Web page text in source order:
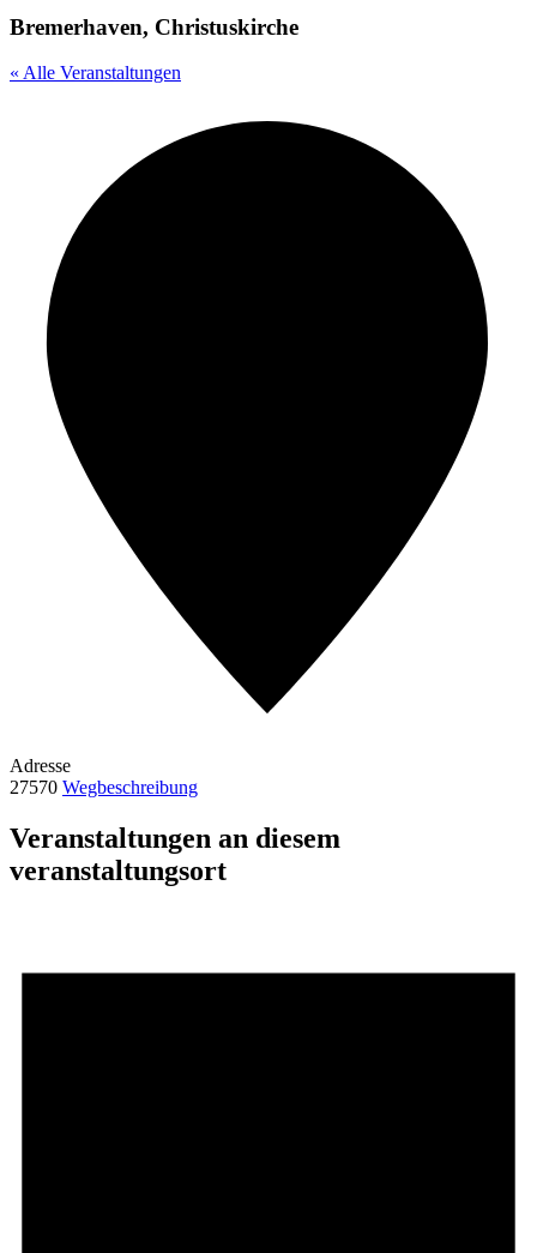
Bremerhaven, Christuskirche
« Alle Veranstaltungen
Adresse
27570 Wegbeschreibung
Veranstaltungen an diesem
veranstaltungsort